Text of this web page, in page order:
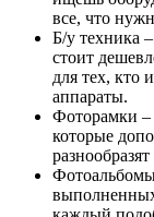
все, что
Б/у техника
стоит
для тех, кто
аппараты.
Фоторамки –
которые